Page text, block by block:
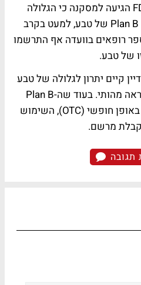
הוועדה המקצועית של ה-FDA הגיעה למסקנה כי הגלולה
'אלה' היא יעילה לפחות כמו Plan B של טבע, למעט בקרב
רופאים בוועדה אף התרשמו
של טבע.
קיים יתרון לגלולה של טבע
על זו של ווטסון, שעל פניו נראה מהותי. בעוד שה-Plan B
נמכרת לנשים מעל לגיל 17 באופן חופשי (OTC), השימוש
מרשם.
תגובה